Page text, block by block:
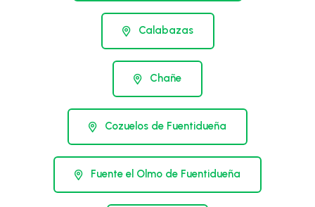
Calabazas
Chañe
Cozuelos de Fuentidueña
Fuente el Olmo de Fuentidueña